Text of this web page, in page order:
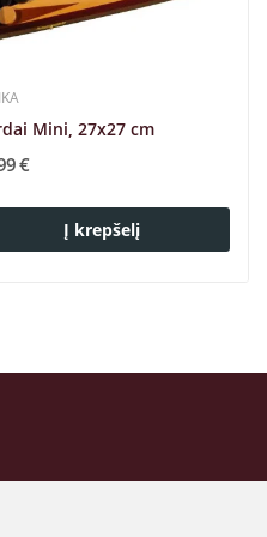
Mini, 27x27 cm
€
Į krepšelį